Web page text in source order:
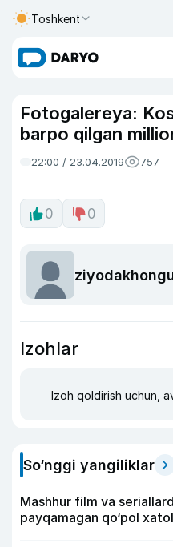
Toshkent
Fotogalereya:
barpo qilgan
22:00 / 23.04.2019 757
0 0
Izohlar
Izoh qoldirish uchun,
So‘nggi yangiliklar
Mashhur film va
payqamagan qo‘pol